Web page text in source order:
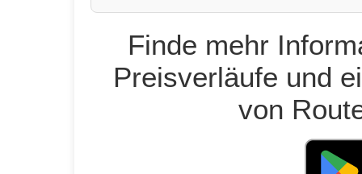
Finde mehr
Preisverläufe und
von